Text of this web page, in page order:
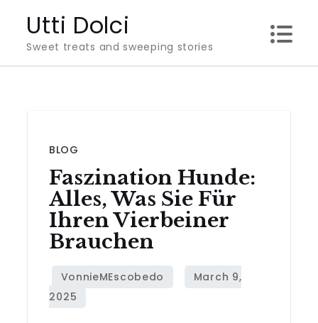
content
Utti Dolci
Sweet treats and sweeping stories
BLOG
Faszination Hunde:
Alles, Was Sie Für
Ihren Vierbeiner
Brauchen